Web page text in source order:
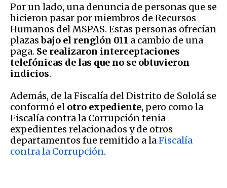
Por un lado, una denuncia de personas que se
hicieron pasar por miembros de Recursos
Humanos del MSPAS. Estas personas ofrecían
plazasbajo el renglón 011 a cambio de una
paga. Se realizaron interceptaciones
telefónicas de las que no se obtuvieron
indicios.
Además, de la Fiscalía del Distrito de Sololá se
conformó el otro expediente, pero como la
Fiscalía contra la Corrupción tenia
expedientes relacionados y de otros
departamentos fue remitido a laFiscalía
contra la Corrupción.